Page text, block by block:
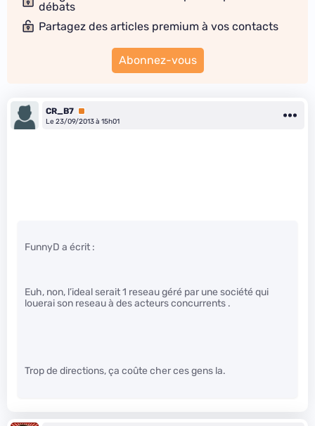
débats
Partagez des articles premium à vos contacts
Abonnez-vous
CR_B7 Premium
Le 23/09/2013 à 15h01
FunnyD a écrit :
Euh, non, l’ideal serait 1 reseau géré par une société qui
louerai son reseau à des acteurs concurrents .
Trop de directions, ça coûte cher ces gens la.